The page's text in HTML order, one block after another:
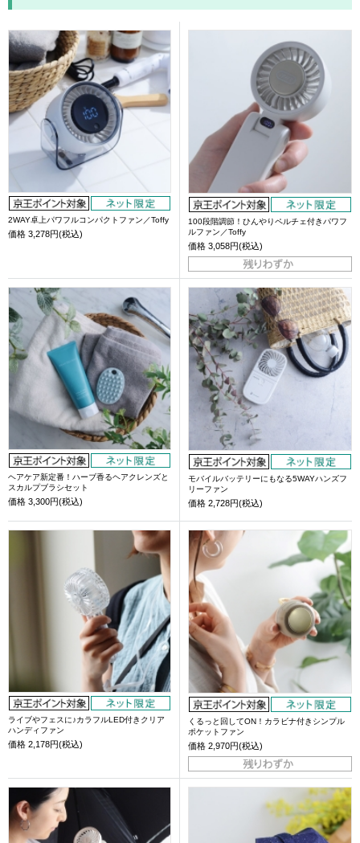
2WAY卓上パワフルコンパクトファン／Toffy
価格 3,278円(税込)
100段階調節！ひんやりペルチェ付きパワフ
ルファン／Toffy
価格 3,058円(税込)
ヘアケア新定番！ハーブ香るヘアクレンズと
スカルプブラシセット
価格 3,300円(税込)
モバイルバッテリーにもなる5WAYハンズフ
リーファン
価格 2,728円(税込)
ライブやフェスに♪カラフルLED付きクリア
ハンディファン
価格 2,178円(税込)
くるっと回してON！カラビナ付きシンプル
ポケットファン
価格 2,970円(税込)